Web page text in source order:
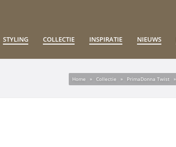
STYLING COLLECTIE INSPIRATIE NIEUWS
Home » Collectie » PrimaDonna Twist »